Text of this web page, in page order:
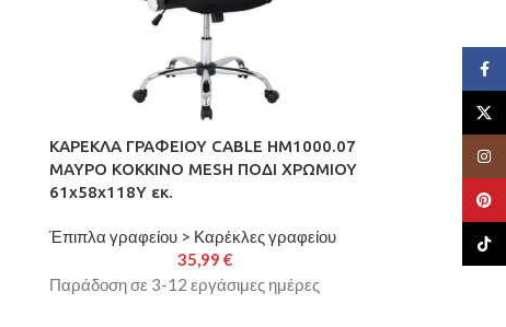
ΚΑΡΕΚΛΑ ΓΡΑΦΕΙΟΥ CABLE HM1000.07
ΜΑΥΡΟ ΚΟΚΚΙΝΟ MESH ΠΟΔΙ ΧΡΩΜΙΟΥ
61x58x118Y εκ.
Έπιπλα γραφείου > Καρέκλες γραφείου
35,99 €
Παράδοση σε 3-12 εργάσιμες ημέρες
ΟΜΠΡΕΛΑ
ΑΕΡΑΓΩΓΟ